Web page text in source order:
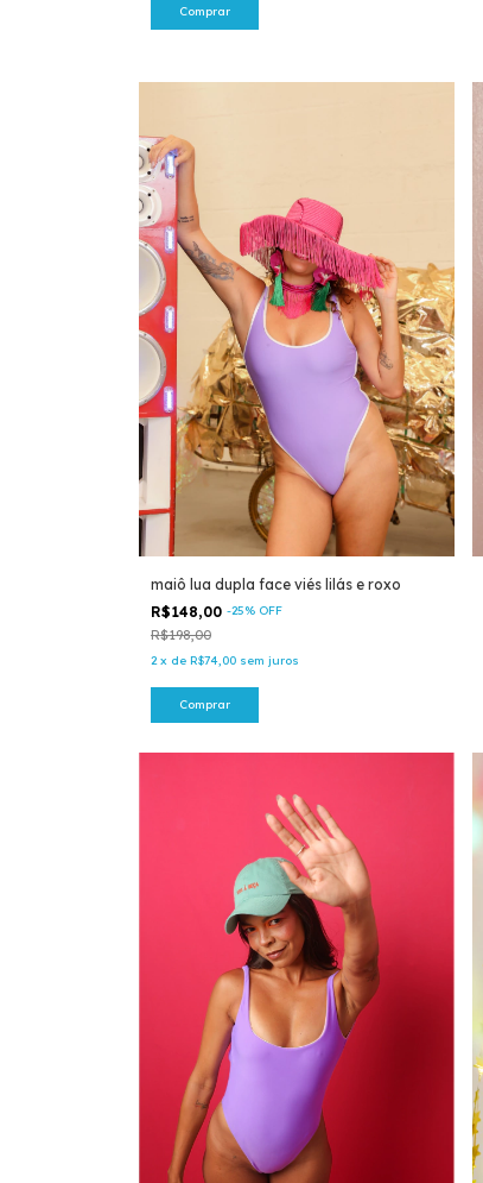
Comprar
maiô lua dupla face viés lilás e roxo
R$148,00 -25% OFF
R$198,00
2 x de R$74,00 sem juros
Comprar